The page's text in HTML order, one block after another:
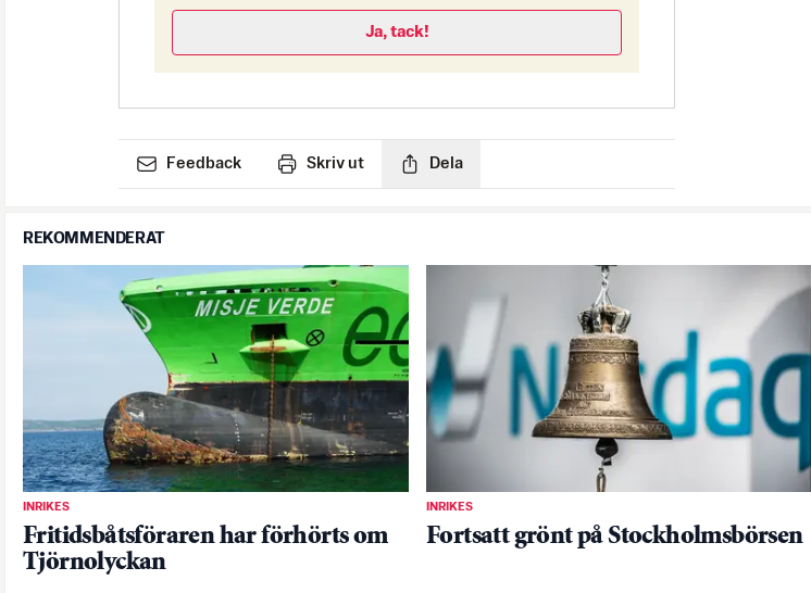
Ja, tack!
Feedback Skriv ut Dela
REKOMMENDERAT
INRIKES
Fritidsbåtsföraren har förhörts om
Tjörnolyckan
INRIKES
Fortsatt grönt på Stockholmsbörsen